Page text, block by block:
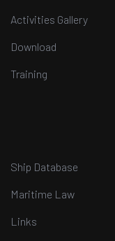
Activities Gallery
Download
Training
Ship Database
Maritime Law
Links